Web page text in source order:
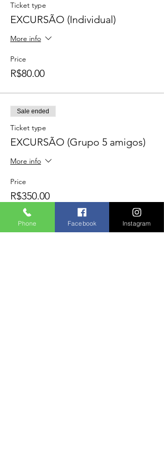
Ticket type
EXCURSÃO (Individual)
More info
Price
R$80.00
Sale ended
Ticket type
EXCURSÃO (Grupo 5 amigos)
More info
Price
R$350.00
Phone Facebook Instagram